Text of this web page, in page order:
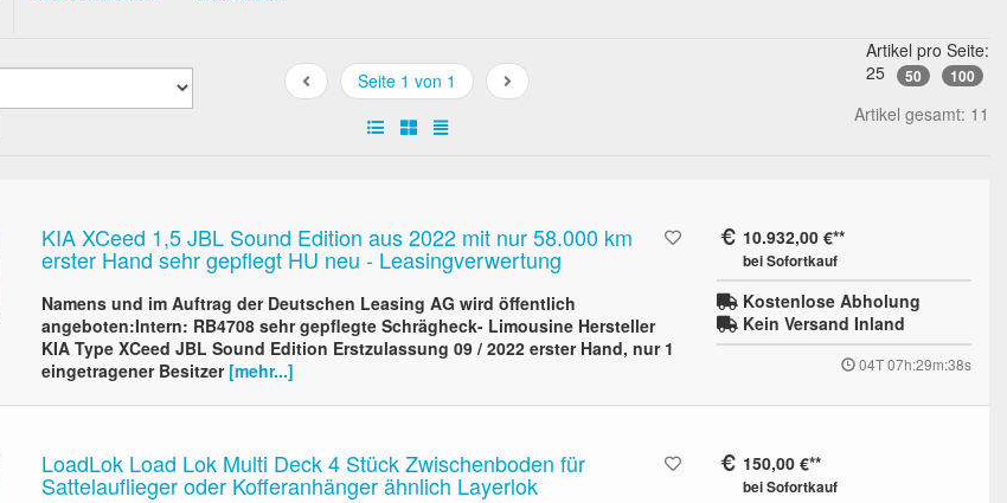
Seite 1 von 1
Artikel pro Seite:
25
50 100
Artikel gesamt: 11
KIA XCeed 1,5 JBL Sound Edition aus 2022 mit nur 58.000 km
erster Hand sehr gepflegt HU neu - Leasingverwertung
Namens und im Auftrag der Deutschen Leasing AG wird öffentlich
angeboten:Intern: RB4708 sehr gepflegte Schrägheck- Limousine Hersteller
KIA Type XCeed JBL Sound Edition Erstzulassung 09 / 2022 erster Hand, nur 1
eingetragener Besitzer [mehr...]
10.932,00 €
bei Sofortkauf
Kostenlose Abholung
Kein Versand Inland
04T 07h:29m:37s
LoadLok Load Lok Multi Deck 4 Stück Zwischenboden für
Sattelauflieger oder Kofferanhänger ähnlich Layerlok
150,00 €
bei Sofortkauf